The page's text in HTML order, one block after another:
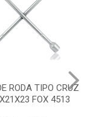
RODA TIPO CRUZ
FOX 4513